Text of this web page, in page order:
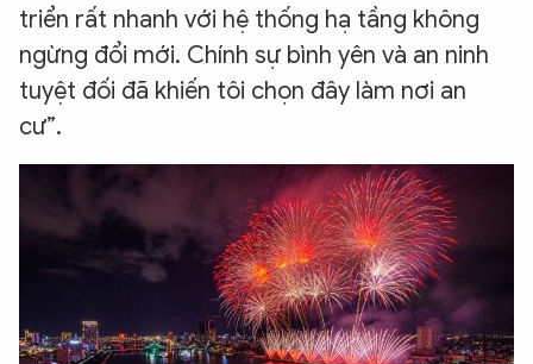
triển rất nhanh với hệ thống hạ tầng không
ngừng đổi mới. Chính sự bình yên và an ninh
tuyệt đối đã khiến tôi chọn đây làm nơi an
cư”.